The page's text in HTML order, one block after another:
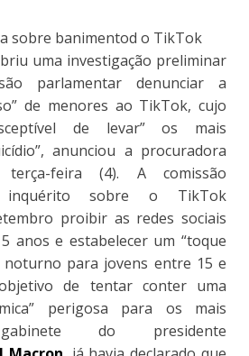
uma investigação preliminar
parlamentar denunciar a
de menores ao TikTok, cujo
de levar” os mais
anunciou a procuradora
feira (4). A comissão
inquérito sobre o TikTok
proibir as redes sociais
anos e estabelecer um “toque
noturno para jovens entre 15 e
de tentar conter uma
perigosa para os mais
do presidente